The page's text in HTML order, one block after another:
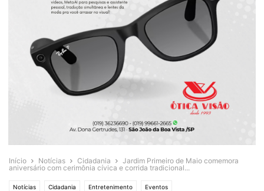
Início Notícias Cidadania
Jardim Primeiro de Maio comemora
aniversário com cerimônia cívica e corrida tradicional...
Notícias Cidadania Entretenimento Eventos